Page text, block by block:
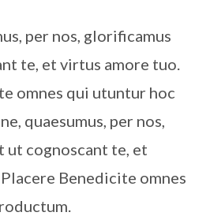
per nos, glorificamus
te, et virtus amore tuo.
omnes qui utuntur hoc
quaesumus, per nos,
ut cognoscant te, et
Benedicite omnes